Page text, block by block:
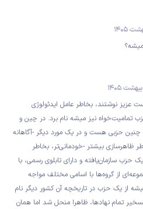
عزیز نوشتند، بخاطر عامل ایدئولوژی
تمامیت‌خواه نیز میشه نام برد. در چین و
چنین حزبی هست و در یک مورد دیگر -آگاهانه
ظاهرسازی بیشتر -خودمانی‌تر، بخاطر
حزب سازمان‌یافته و دارای تابلوی رسمی، با
از گروه‌ها با اسامی مختلف مواجه
از یک حزب در تاریخچه آن کشور دیگر نام
تمام نهادها، ظاهرا منحل شد اما همان